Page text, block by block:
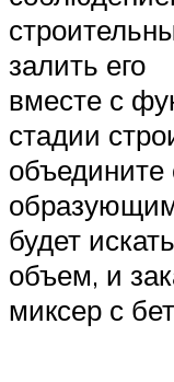
залить его
вместе с
стадии
объедините
будет
объем, и
миксер с